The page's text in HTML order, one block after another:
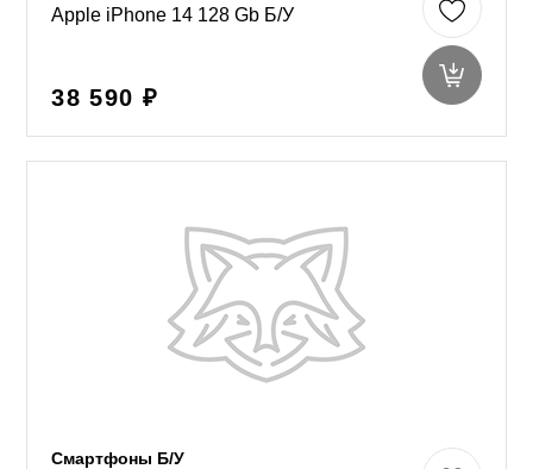
Apple iPhone 14 128 Gb Б/У
38 590 ₽
Смартфоны Б/У